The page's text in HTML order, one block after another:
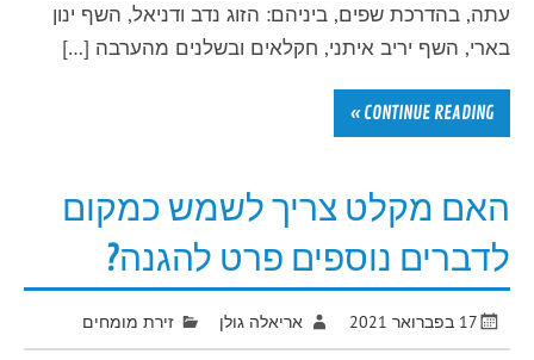
עתה, בהדרכת שפים, ביניהם: הזוג נדב ודניאל, השף ינון
בארי, השף יריב איתני, חקלאים ובשלנים מהערבה […]
CONTINUE READING »
האם מקלט צריך לשמש כמקום
לדברים נוספים פרט להגנה?
17 בפברואר 2021 אריאלה גולן זירת מומחים